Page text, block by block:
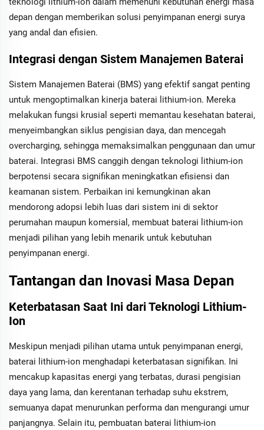
depan dengan memberikan solusi penyimpanan energi surya
yang andal dan efisien.
Integrasi dengan Sistem Manajemen Baterai
Sistem Manajemen Baterai (BMS) yang efektif sangat penting
untuk mengoptimalkan kinerja baterai lithium-ion. Mereka
melakukan fungsi krusial seperti memantau kesehatan baterai,
menyeimbangkan siklus pengisian daya, dan mencegah
overcharging, sehingga memaksimalkan penggunaan dan umur
baterai. Integrasi BMS canggih dengan teknologi lithium-ion
berpotensi secara signifikan meningkatkan efisiensi dan
keamanan sistem. Perbaikan ini kemungkinan akan
mendorong adopsi lebih luas dari sistem ini di sektor
perumahan maupun komersial, membuat baterai lithium-ion
menjadi pilihan yang lebih menarik untuk kebutuhan
penyimpanan energi.
Tantangan dan Inovasi Masa Depan
Keterbatasan Saat Ini dari Teknologi Lithium-
Ion
Meskipun menjadi pilihan utama untuk penyimpanan energi,
baterai lithium-ion menghadapi keterbatasan signifikan. Ini
mencakup kapasitas energi yang terbatas, durasi pengisian
daya yang lama, dan kerentanan terhadap suhu ekstrem,
semuanya dapat menurunkan performa dan mengurangi umur
panjangnya. Selain itu, pembuatan baterai lithium-ion